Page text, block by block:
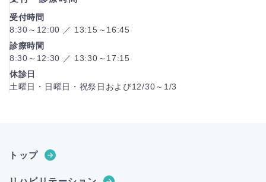
受付時間
8:30～12:00 ／ 13:15～16:45
診療時間
8:30～12:30 ／ 13:30～17:15
休診日
土曜日・日曜日・祝祭日および12/30～1/3
トップ